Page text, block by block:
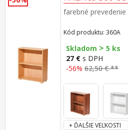
farebné
Kód produktu: 360A
Skladom > 5 ks
27 € s DPH
-56% 62,50 € **
+ ĎALŠIE VEĽKOSTI